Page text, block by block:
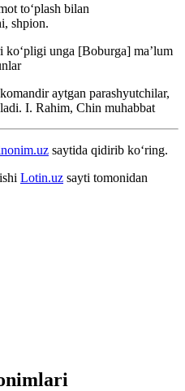
toʻplash bilan
shpion.
koʻpligi unga [Boburga] maʼlum
aytgan parashyutchilar,
I. Rahim, Chin muhabbat
saytida qidirib ko‘ring.
Lotin.uz sayti tomonidan